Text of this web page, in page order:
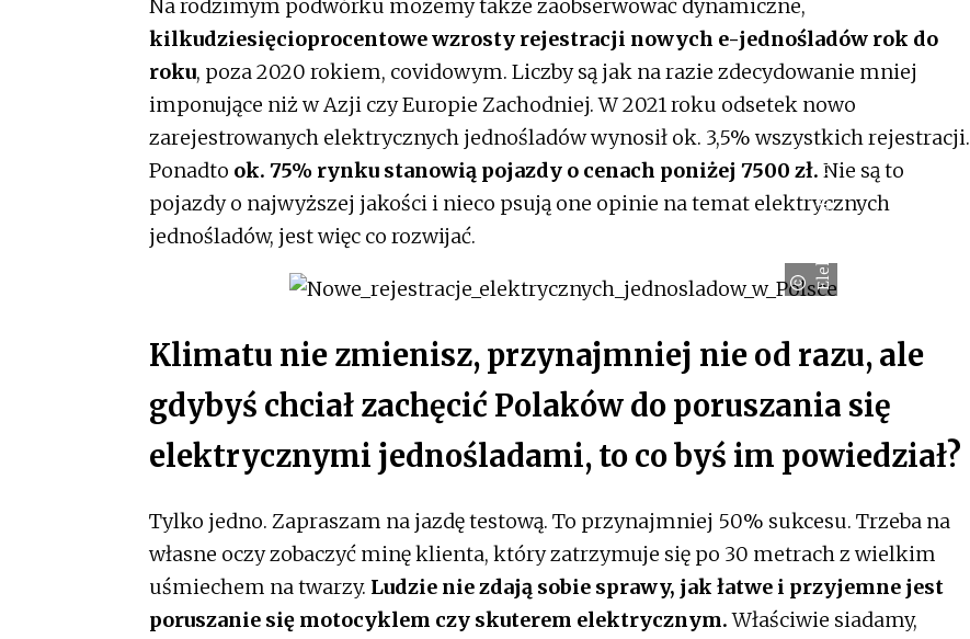
Na rodzimym podwórku możemy także zaobserwować dynamiczne,
kilkudziesięcioprocentowe wzrosty rejestracji nowych e-jednośladów rok do
roku, poza 2020 rokiem, covidowym. Liczby są jak na razie zdecydowanie mniej
imponujące niż w Azji czy Europie Zachodniej. W 2021 roku odsetek nowo
zarejestrowanych elektrycznych jednośladów wynosił ok. 3,5% wszystkich rejestracji.
Ponadto ok. 75% rynku stanowią pojazdy o cenach poniżej 7500 zł. Nie są to
pojazdy o najwyższej jakości i nieco psują one opinie na temat elektrycznych
jednośladów, jest więc co rozwijać.
Elektromobilni.pl
Klimatu nie zmienisz, przynajmniej nie od razu, ale
gdybyś chciał zachęcić Polaków do poruszania się
elektrycznymi jednośladami, to co byś im powiedział?
Tylko jedno. Zapraszam na jazdę testową. To przynajmniej 50% sukcesu. Trzeba na
własne oczy zobaczyć minę klienta, który zatrzymuje się po 30 metrach z wielkim
uśmiechem na twarzy. Ludzie nie zdają sobie sprawy, jak łatwe i przyjemne jest
poruszanie się motocyklem czy skuterem elektrycznym.Właściwie siadamy,